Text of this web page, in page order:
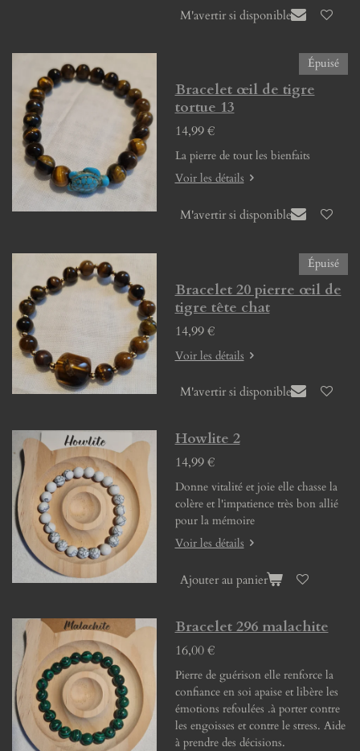
M'avertir si disponible
Épuisé
Bracelet œil de tigre
tortue 13
14,99 €
La pierre de tout les bienfaits
Voir les détails
M'avertir si disponible
Épuisé
Bracelet 20 pierre œil de
tigre tête chat
14,99 €
Voir les détails
M'avertir si disponible
Howlite 2
14,99 €
Donne vitalité et joie elle chasse la
colère et l'impatience très bon allié
pour la mémoire
Voir les détails
Ajouter au panier
Bracelet 296 malachite
16,00 €
Pierre de guérison elle renforce la
confiance en soi apaise et libère les
émotions refoulées .à porter contre
les engoisses et contre le stress. Aide
à prendre des décisions.